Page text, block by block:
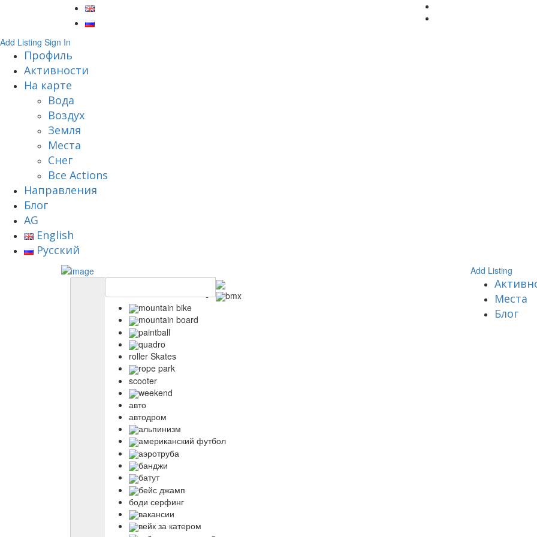
Add Listing Sign In
Профиль
Активности
На карте
Вода
Воздух
Земля
Места
Снег
Все Actions
Направления
Блог
AG
English
Русский
bmx
mountain bike
mountain board
paintball
quadro
roller Skates
rope park
scooter
weekend
авто
автодром
альпинизм
американский футбол
аэротруба
банджи
батут
бейс джамп
боди серфинг
вакансии
вейк за катером
Add Listing
Места
Блог